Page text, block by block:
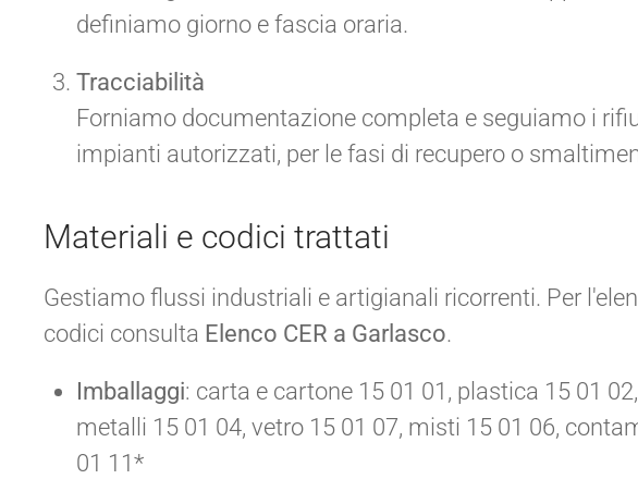
definiamo giorno e fascia oraria.
Tracciabilità
Forniamo documentazione completa e seguiamo i
impianti autorizzati, per le fasi di recupero o
Materiali e codici trattati
Gestiamo flussi industriali e artigianali ricorrenti. Per
codici consulta Elenco CER a Garlasco.
Imballaggi: carta e cartone 15 01 01, plastica 15 01
metalli 15 01 04, vetro 15 01 07, misti 15 01 06,
01 11*